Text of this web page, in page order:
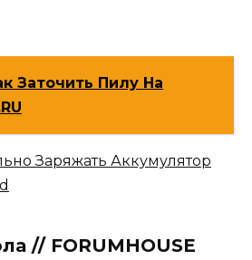
Заточить Пилу На
Заряжать Аккумулятор
// FORUMHOUSE